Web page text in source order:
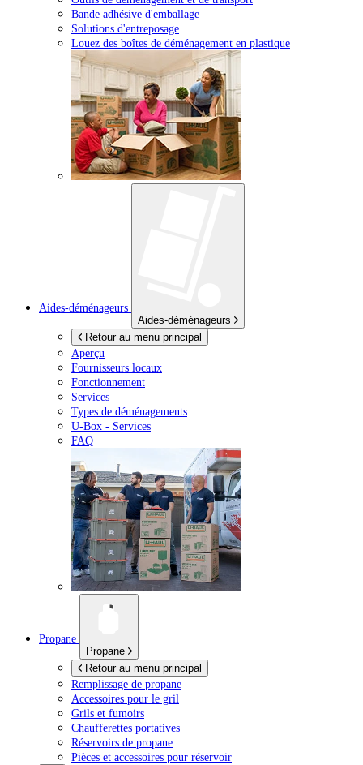
Bande adhésive d'emballage
Solutions d'entreposage
Louez des boîtes de déménagement en plastique
Aides-déménageurs
Aides-déménageurs
Retour au menu principal
Aperçu
Fournisseurs locaux
Fonctionnement
Services
Types de déménagements
U-Box - Services
FAQ
Propane
Propane
Retour au menu principal
Remplissage de propane
Accessoires pour le gril
Grils et fumoirs
Chaufferettes portatives
Réservoirs de propane
Pièces et accessoires pour réservoir